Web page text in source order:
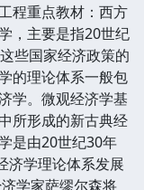
重点教材：西方
，主要是指20世纪
些国家经济政策的
的理论体系一般包
学。微观经济学基
所形成的新古典经
是由20世纪30年
济学理论体系发展
学家萨缪尔森将